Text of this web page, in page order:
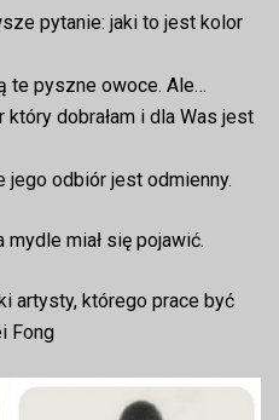
pytanie: jaki to jest kolor
te pyszne owoce. Ale…
dobrałam i dla Was jest
odbiór jest odmienny.
miał się pojawić.
artysty, którego prace być
Fong